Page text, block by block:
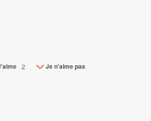
2 Je n'aime pas